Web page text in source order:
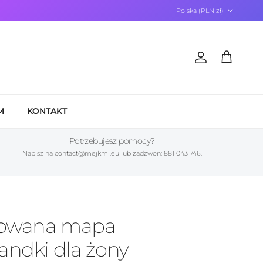
Polska (PLN zł)
KontoKoszyk
KONTAKT
Potrzebujesz pomocy?
Napisz na contact@mejkmi.eu lub zadzwoń: 881 043 746.
mapa
dla żony